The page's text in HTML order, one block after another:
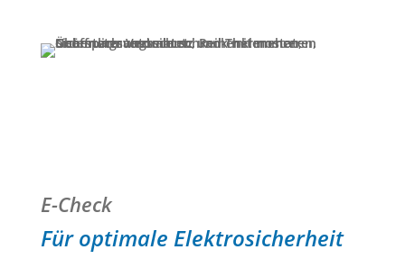
E-Check
Für optimale Elektrosicherheit